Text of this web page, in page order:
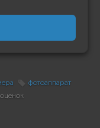
фотоаппарат